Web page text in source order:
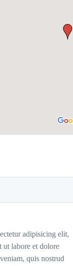
adipisicing elit,
ut labore et dolore
quis nostrud